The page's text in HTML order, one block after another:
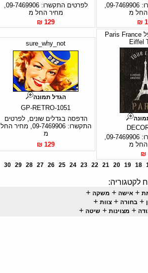
החל מ
מחיר החל מ
129 ₪
פריז מגדל אייפל Paris France
Eiffel
החל מ
sure_why_not
הגדל תמונה
GP-RETRO-1051
הדפסה בגדלים שונים, לפרטים
התקשרו: 09-7469906, מחיר החל
מ
129 ₪
18
19
20
21
22
23
24
25
26
27
28
29
30
לקטגוריה:
+ אישה + משקה +
+בחורה +צוות +
+ מצוינות +שיטה +